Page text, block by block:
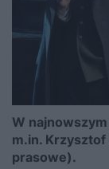
W
m.in. Krzysztof
prasowe).